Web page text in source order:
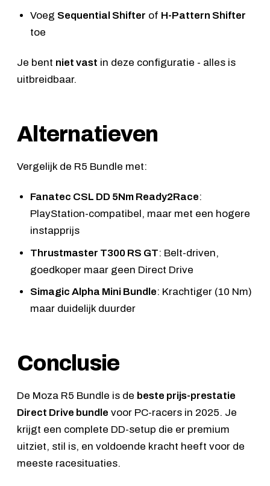
Voeg Sequential Shifter of H-Pattern Shifter
toe
Je bent niet vast in deze configuratie - alles is
uitbreidbaar.
Alternatieven
Vergelijk de R5 Bundle met:
Fanatec CSL DD 5Nm Ready2Race:
PlayStation-compatibel, maar met een hogere
instapprijs
Thrustmaster T300 RS GT: Belt-driven,
goedkoper maar geen Direct Drive
Simagic Alpha Mini Bundle: Krachtiger (10 Nm)
maar duidelijk duurder
Conclusie
De Moza R5 Bundle is de beste prijs-prestatie
Direct Drive bundle voor PC-racers in 2025. Je
krijgt een complete DD-setup die er premium
uitziet, stil is, en voldoende kracht heeft voor de
meeste racesituaties.